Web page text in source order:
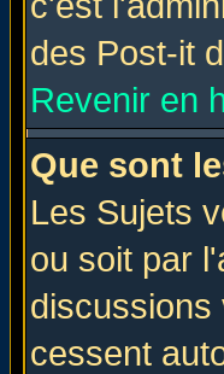
des Post-it
Revenir en
Que sont
Les Sujets
ou soit par
discussions
cessent